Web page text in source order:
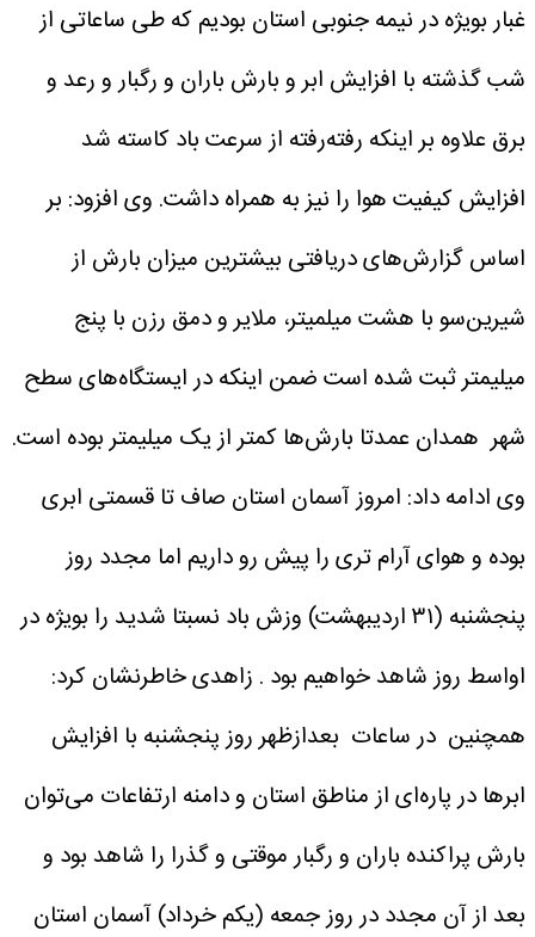
غبار بویژه در نیمه جنوبی استان بودیم که طی ساعاتی از
شب گذشته با افزایش ابر و بارش باران و رگبار و رعد و
برق علاوه بر اینکه رفته‌رفته از سرعت باد کاسته شد
افزایش کیفیت هوا را نیز به همراه داشت. وی افزود: بر
اساس گزارش‌های دریافتی بیشترین میزان بارش از
شیرین‌سو با هشت میلمیتر، ملایر و دمق رزن با پنج
میلیمتر ثبت شده است ضمن اینکه در ایستگاه‌های سطح
شهر همدان عمدتا بارش‌ها کمتر از یک میلیمتر بوده است.
وی ادامه داد: امروز آسمان استان صاف تا قسمتی ابری
بوده و هوای آرام تری را پیش رو داریم اما مجدد روز
پنجشنبه (۳۱ اردیبهشت) وزش باد نسبتا شدید را بویژه در
اواسط روز شاهد خواهیم بود . زاهدی خاطرنشان کرد:
همچنین در ساعات بعدازظهر روز پنجشنبه با افزایش
ابرها در پاره‌ای از مناطق استان و دامنه ارتفاعات می‌توان
بارش پراکنده باران و رگبار موقتی و گذرا را شاهد بود و
بعد از آن مجدد در روز جمعه (یکم خرداد) آسمان استان